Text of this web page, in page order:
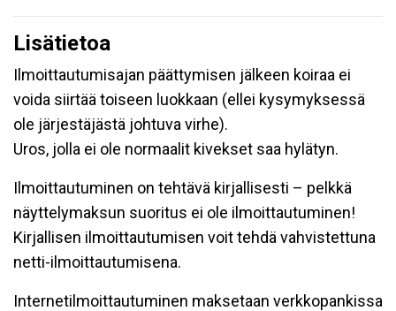
Lisätietoa
Ilmoittautumisajan päättymisen jälkeen koiraa ei
voida siirtää toiseen luokkaan (ellei kysymyksessä
ole järjestäjästä johtuva virhe).
Uros, jolla ei ole normaalit kivekset saa hylätyn.
Ilmoittautuminen on tehtävä kirjallisesti – pelkkä
näyttelymaksun suoritus ei ole ilmoittautuminen!
Kirjallisen ilmoittautumisen voit tehdä vahvistettuna
netti-ilmoittautumisena.
Internetilmoittautuminen maksetaan verkkopankissa